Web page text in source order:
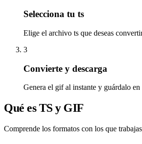
Selecciona tu ts
Elige el archivo ts que deseas
3
Convierte y descarga
Genera el gif al instante y guárdalo
Qué es TS y GIF
Comprende los formatos con los que